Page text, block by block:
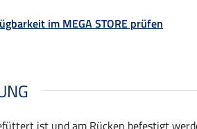
im MEGA STORE prüfen
ist und am Rücken befestigt